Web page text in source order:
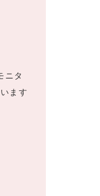
ニタ
ます